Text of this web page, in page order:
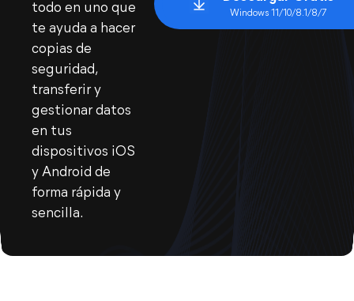
todo en uno que
te ayuda a hacer
copias de
seguridad,
transferir y
gestionar datos
en tus
dispositivos iOS
y Android de
forma rápida y
sencilla.
Windows 11/10/8.1/8/7